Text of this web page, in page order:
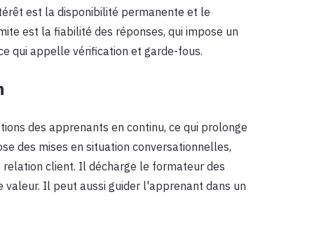
est la disponibilité permanente et le
est la fiabilité des réponses, qui impose un
qui appelle vérification et garde-fous.
des apprenants en continu, ce qui prolonge
des mises en situation conversationnelles,
client. Il décharge le formateur des
Il peut aussi guider l'apprenant dans un